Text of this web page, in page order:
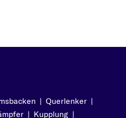
| Querlenker |
| Kupplung |